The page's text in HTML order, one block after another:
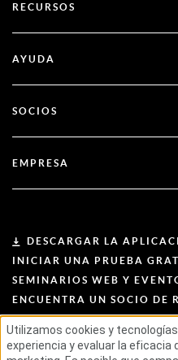
Autenticación multifactor
Servicios financieros
RECURSOS
Blog
Documentación
AYUDA
Atención al cliente
SOCIOS
Hágase socio
EMPRESA
Liderazgo
Noticias y prensa
Recursos
DESCARGAR LA
INICIAR UNA PRUEBA
SEMINARIOS WEB Y
ENCUENTRA UN SOCIO DE
CONDICIONES DE USO
Utilizamos cookies y
experiencia y evaluar la eficacia